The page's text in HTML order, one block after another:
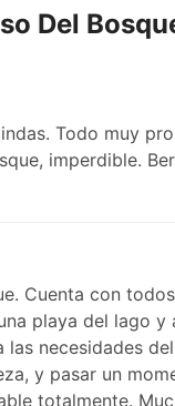
Del
Todo muy
imperdible.
Cuenta con
playa del lago
necesidades
y pasar un
totalmente.